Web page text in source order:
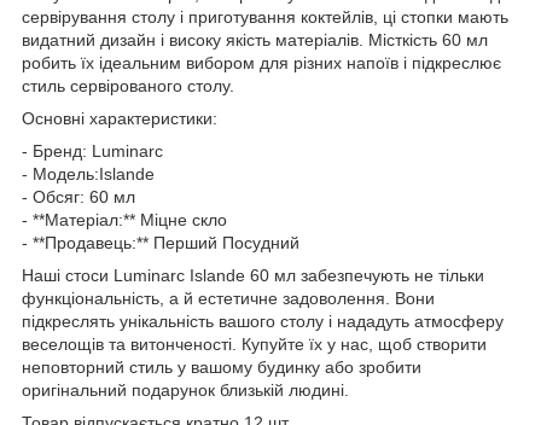
сервірування столу і приготування коктейлів, ці стопки мають
видатний дизайн і високу якість матеріалів. Місткість 60 мл
робить їх ідеальним вибором для різних напоїв і підкреслює
стиль сервірованого столу.
Основні характеристики:
- Бренд: Luminarc
- Модель:Islande
- Обсяг: 60 мл
- **Матеріал:** Міцне скло
- **Продавець:** Перший Посудний
Наші стоси Luminarc Islande 60 мл забезпечують не тільки
функціональність, а й естетичне задоволення. Вони
підкреслять унікальність вашого столу і нададуть атмосферу
веселощів та витонченості. Купуйте їх у нас, щоб створити
неповторний стиль у вашому будинку або зробити
оригінальний подарунок близькій людині.